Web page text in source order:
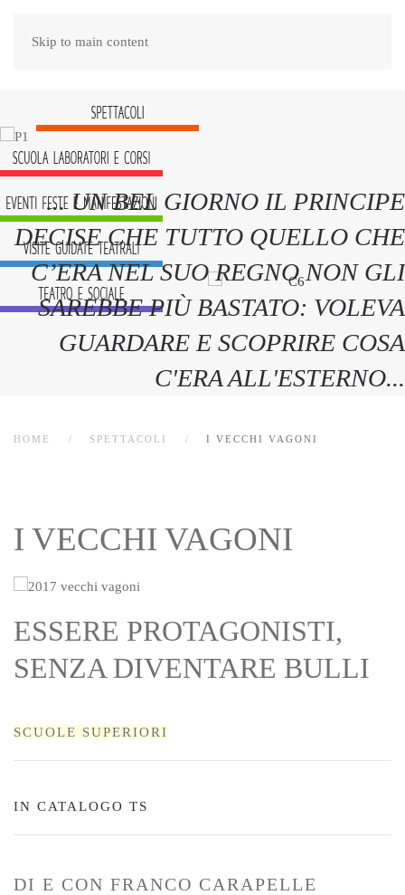
Skip to main content
... UN BEL GIORNO IL PRINCIPE
DECISE CHE TUTTO QUELLO CHE
C’ERA NEL SUO REGNO NON GLI
SAREBBE PIÙ BASTATO: VOLEVA
GUARDARE E SCOPRIRE COSA
C'ERA ALL'ESTERNO...
HOME SPETTACOLI I VECCHI VAGONI
I VECCHI VAGONI
ESSERE PROTAGONISTI,
SENZA DIVENTARE BULLI
SCUOLE SUPERIORI
IN CATALOGO TS
DI E CON FRANCO CARAPELLE